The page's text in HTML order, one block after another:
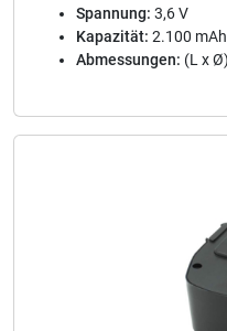
Spannung: 3,6 V
Kapazität: 2.100 mAh
Abmessungen: (L x